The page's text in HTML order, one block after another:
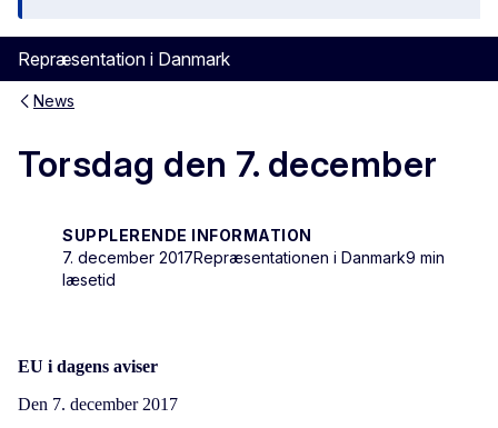
Repræsentation i Danmark
News
Torsdag den 7. december
SUPPLERENDE INFORMATION
7. december 2017Repræsentationen i Danmark9 min
læsetid
EU i dagens aviser
Den 7. december 2017